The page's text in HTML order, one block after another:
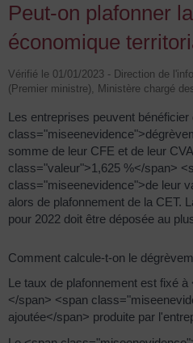
Peut-on plafonner
économique
Vérifié le 01/01/2023 - Direction de
(Premier ministre), Ministère chargé
Les entreprises peuvent bénéficier
somme de leur CFE et de leur
class="valeur">1,625 %</span>
class="miseenevidence">de leur
alors de plafonnement de la CET.
pour 2022 doit être déposée au
Comment calcule-t-on le
Le taux de plafonnement est fixé
</span> <span
ajoutée</span> produite par